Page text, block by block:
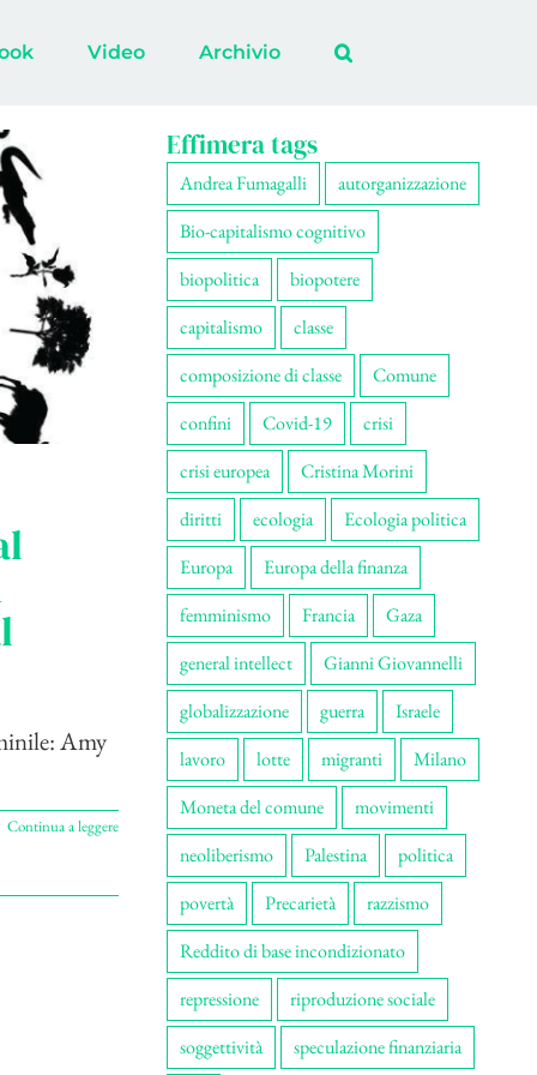
Video Archivio
Amy
Continua a leggere
Effimera tags
Andrea Fumagalli
autorganizzazione
Bio-capitalismo cognitivo
biopolitica
biopotere
capitalismo
classe
composizione di classe
Comune
confini
Covid-19
crisi
crisi europea
Cristina Morini
diritti
ecologia
Ecologia politica
Europa
Europa della finanza
femminismo
Francia
Gaza
general intellect
Gianni Giovannelli
globalizzazione
guerra
Israele
lavoro
lotte migranti
Milano
Moneta del comune
movimenti
neoliberismo
Palestina
politica
povertà
Precarietà
razzismo
Reddito di base incondizionato
repressione
riproduzione sociale
soggettività
speculazione finanziaria